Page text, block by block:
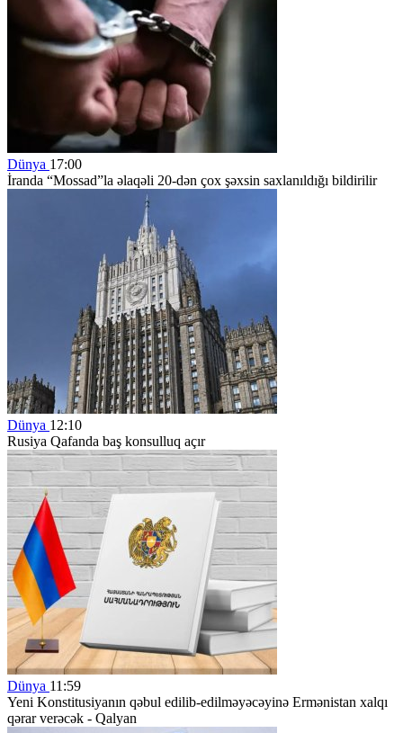
Dünya 17:00
İranda “Mossad”la əlaqəli 20-dən çox şəxsin saxlanıldığı bildirilir
Dünya 12:10
Rusiya Qafanda baş konsulluq açır
Dünya 11:59
Yeni Konstitusiyanın qəbul edilib-edilməyəcəyinə Ermənistan xalqı
qərar verəcək - Qalyan